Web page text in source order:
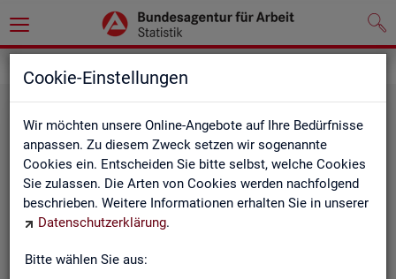
Cookie-Einstellungen
Wir möchten unsere Online-Angebote auf Ihre Bedürfnisse
anpassen. Zu diesem Zweck setzen wir sogenannte
Cookies ein. Entscheiden Sie bitte selbst, welche Cookies
Sie zulassen. Die Arten von Cookies werden nachfolgend
beschrieben. Weitere Informationen erhalten Sie in unserer
Datenschutzerklärung.
Bitte wählen Sie aus: